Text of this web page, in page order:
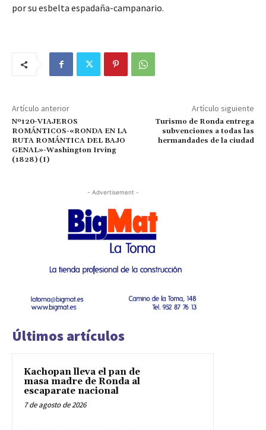
por su esbelta espadaña-campanario.
Artículo anterior
Nº120-VIAJEROS
ROMÁNTICOS-«RONDA EN LA
RUTA ROMÁNTICA DEL BAJO
GENAL»-Washington Irving
(1828) (I)
Artículo siguiente
Turismo de Ronda entrega
subvenciones a todas las
hermandades de la ciudad
- Advertisement -
Últimos artículos
Kachopan lleva el pan de
masa madre de Ronda al
escaparate nacional
7 de agosto de 2026